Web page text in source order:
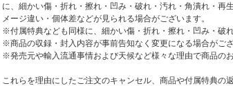
に、細かい傷・折れ・擦れ・凹み・破れ・汚れ・角潰れ・再
メージ違い・個体差などが見られる場合がございます。
※付属特典なども同様に、細かい傷・折れ・擦れ・凹み・破
※商品の収録・封入内容が事前告知なく変更になる場合がござ
※発売元や輸入流通事情および天候など様々な理由で商品の
これらを理由にしたご注文のキャンセル、商品や付属特典の